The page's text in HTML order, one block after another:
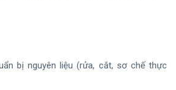
bị nguyên liệu (rửa, cắt, sơ chế thực